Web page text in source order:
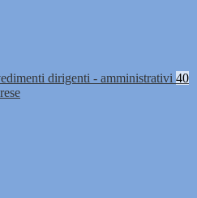
dirigenti - amministrativi 40